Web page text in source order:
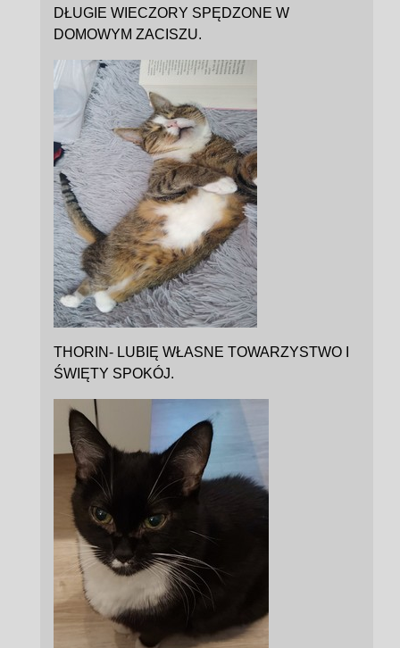
DŁUGIE WIECZORY SPĘDZONE W
DOMOWYM ZACISZU.
THORIN- LUBIĘ WŁASNE TOWARZYSTWO I
ŚWIĘTY SPOKÓJ.